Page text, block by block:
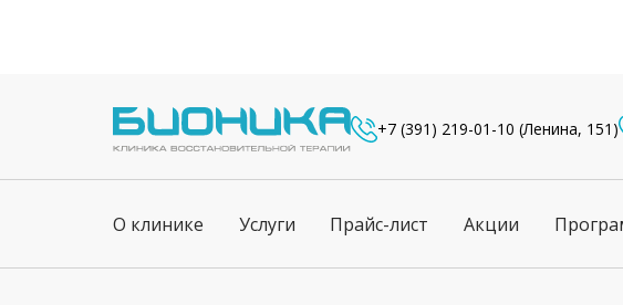
+7 (391) 219-01-10 (Ленина, 151)
О клинике Услуги Прайс-лист Акции